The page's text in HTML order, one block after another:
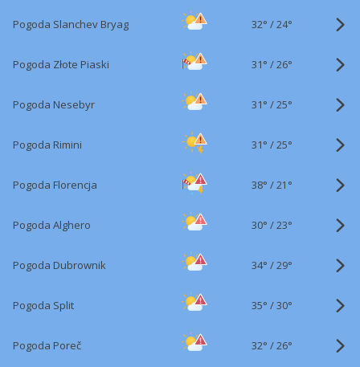
Pogoda Slanchev Bryag 32° /24°
Pogoda Złote Piaski 31° /26°
Pogoda Nesebyr 31° /25°
Pogoda Rimini 31° /25°
Pogoda Florencja 38° /21°
Pogoda Alghero 30° /23°
Pogoda Dubrownik 34° /29°
Pogoda Split 35° /30°
Pogoda Poreč 32° /26°